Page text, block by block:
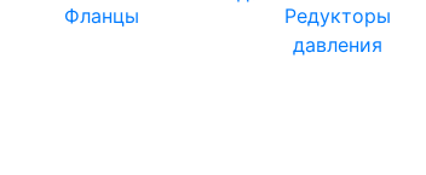
Фланцы
Редукторы
давления